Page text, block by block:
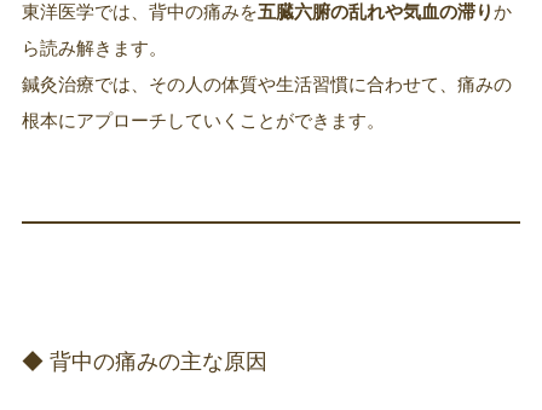
東洋医学では、背中の痛みを五臓六腑の乱れや気血の滞りか
ら読み解きます。
鍼灸治療では、その人の体質や生活習慣に合わせて、痛みの
根本にアプローチしていくことができます。
◆ 背中の痛みの主な原因